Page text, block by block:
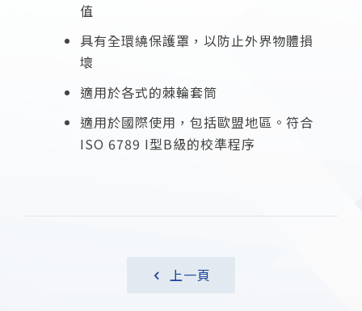
值
具有全環繞保護罩，以防止外界物體損
壞
適用於各式的棘輪套筒
適用於國際使用，包括歐盟地區。符合
ISO 6789 I型B級的校準程序
上一頁